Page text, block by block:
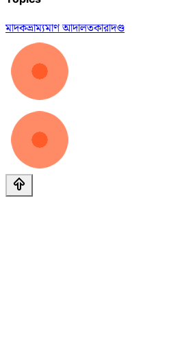
মাদকভ্রাম্যমাণ আদালতকারাদণ্ড